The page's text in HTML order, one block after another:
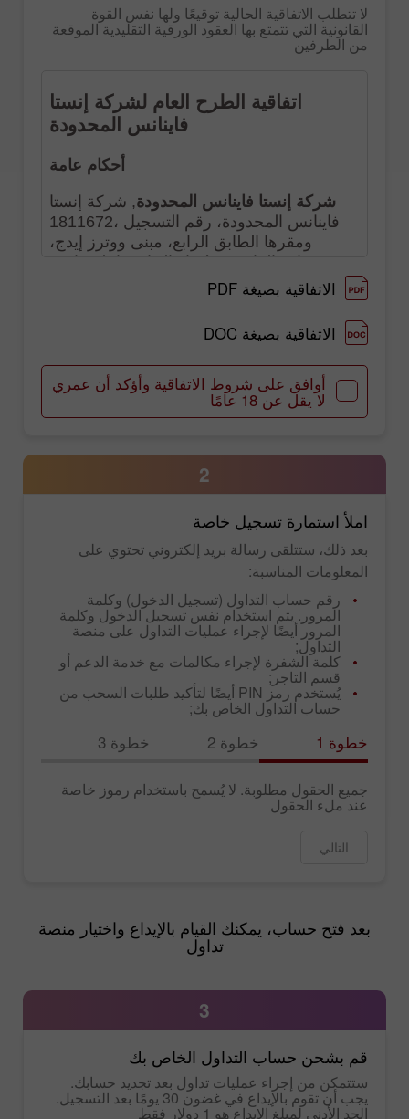
لا تتطلب الاتفاقية الحالية توقيعًا ولها نفس القوة
القانونية التي تتمتع بها العقود الورقية التقليدية الموقعة
من الطرفين
الاتفاقية بصيغة PDF
الاتفاقية بصيغة DOC
أوافق على شروط الاتفاقية وأؤكد أن عمري
لا يقل عن 18 عامًا
2
املأ استمارة تسجيل خاصة
بعد ذلك، ستتلقى رسالة بريد إلكتروني تحتوي على
المعلومات المناسبة:
رقم حساب التداول (تسجيل الدخول) وكلمة
المرور. يتم استخدام نفس تسجيل الدخول وكلمة
المرور أيضًا لإجراء عمليات التداول على منصة
التداول;
كلمة الشفرة لإجراء مكالمات مع خدمة الدعم أو
قسم التاجر;
يُستخدم رمز PIN أيضًا لتأكيد طلبات السحب من
حساب التداول الخاص بك;
خطوة 1 خطوة 2 خطوة 3
جميع الحقول مطلوبة. لا يُسمح باستخدام رموز خاصة
عند ملء الحقول
التالي
بعد فتح حساب، يمكنك القيام بالإيداع واختيار منصة
تداول
3
قم بشحن حساب التداول الخاص بك
ستتمكن من إجراء عمليات تداول بعد تجديد حسابك.
يجب أن تقوم بالإيداع في غضون 30 يومًا بعد التسجيل.
الحد الأدنى لمبلغ الإيداع هو 1 دولار فقط